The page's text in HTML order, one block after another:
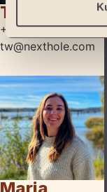
Tore Waagø
+47 977 74 996
tw@nexthole.com